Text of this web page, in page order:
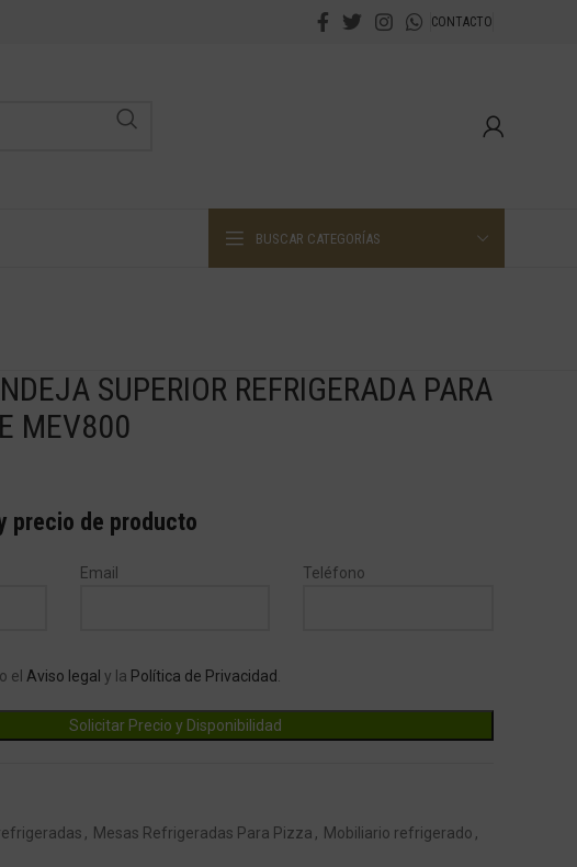
CONTACTO
BUSCAR CATEGORÍAS
SUPERIOR REFRIGERADA PARA
MEV800
precio de producto
Email Teléfono
el Aviso legal y la Política de Privacidad
, Mesas Refrigeradas Para Pizza , Mobiliario refrigerado ,